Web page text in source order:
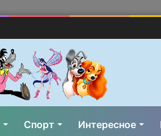
Спорт Интересное